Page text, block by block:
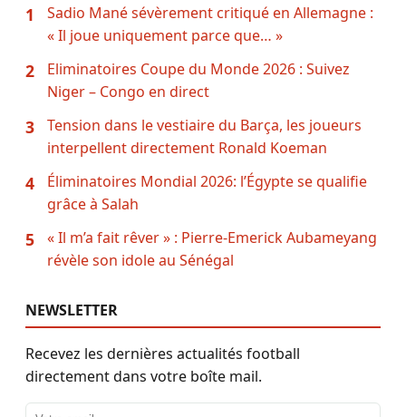
1
Sadio Mané sévèrement critiqué en Allemagne :
« Il joue uniquement parce que… »
2
Eliminatoires Coupe du Monde 2026 : Suivez
Niger – Congo en direct
3
Tension dans le vestiaire du Barça, les joueurs
interpellent directement Ronald Koeman
4
Éliminatoires Mondial 2026: l’Égypte se qualifie
grâce à Salah
5
« Il m’a fait rêver » : Pierre-Emerick Aubameyang
révèle son idole au Sénégal
NEWSLETTER
Recevez les dernières actualités football
directement dans votre boîte mail.
Adresse email